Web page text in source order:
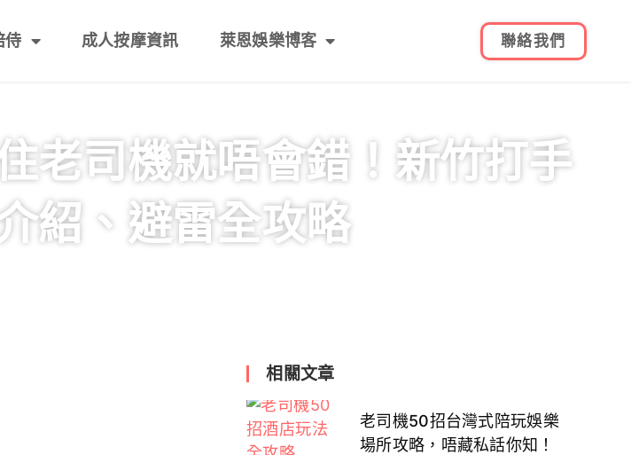
侍 成人按摩資訊 萊恩娛樂博客 聯絡我們
老司機就唔會錯！新竹打手
紹、避雷全攻略
相關文章
老司機50招台灣式陪玩娛樂
場所攻略，唔藏私話你知！